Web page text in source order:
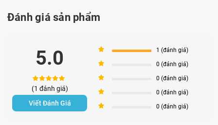
Đánh giá sản phẩm
5.0
(1 đánh giá)
5 1 (đánh giá)
4 0 (đánh giá)
3 0 (đánh giá)
2 0 (đánh giá)
1 0 (đánh giá)
Viết Đánh Giá